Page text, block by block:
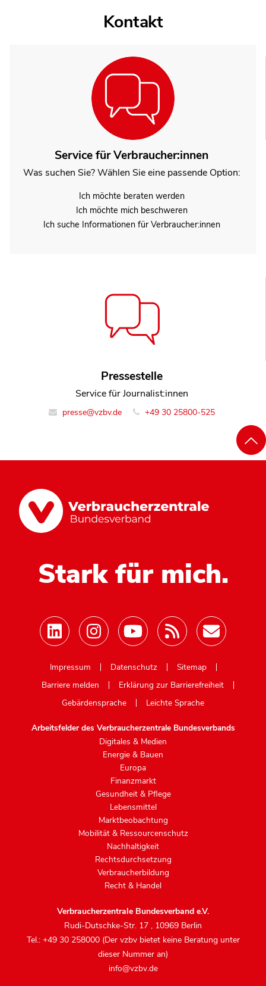
Kontakt
Service für Verbraucher:innen
Was suchen Sie? Wählen Sie eine passende Option:
Ich möchte beraten werden
Ich möchte mich beschweren
Ich suche Informationen für Verbraucher:innen
Pressestelle
Service für Journalist:innen
presse@vzbv.de +49 30 25800-525
Stark für mich.
Impressum
Datenschutz
Sitemap
Barriere melden
Erklärung zur Barrierefreiheit
Gebärdensprache
Leichte Sprache
Arbeitsfelder des Verbraucherzentrale Bundesverbands
Digitales & Medien
Energie & Bauen
Europa
Finanzmarkt
Gesundheit & Pflege
Lebensmittel
Marktbeobachtung
Mobilität & Ressourcenschutz
Nachhaltigkeit
Rechtsdurchsetzung
Verbraucherbildung
Recht & Handel
Verbraucherzentrale Bundesverband e.V.
Rudi-Dutschke-Str. 17 , 10969 Berlin
Tel.: +49 30 258000 (Der vzbv bietet keine Beratung unter
dieser Nummer an)
info@vzbv.de